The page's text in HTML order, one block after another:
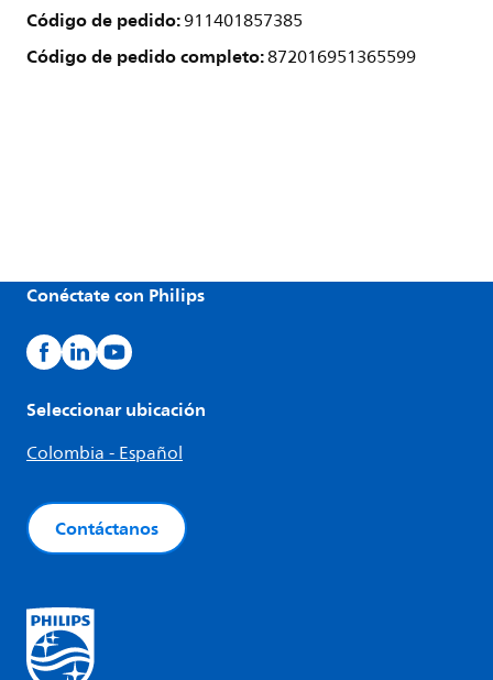
Código de pedido:911401857385
Código de pedido completo:872016951365599
Conéctate con Philips
Seleccionar ubicación
Colombia - Español
Contáctanos